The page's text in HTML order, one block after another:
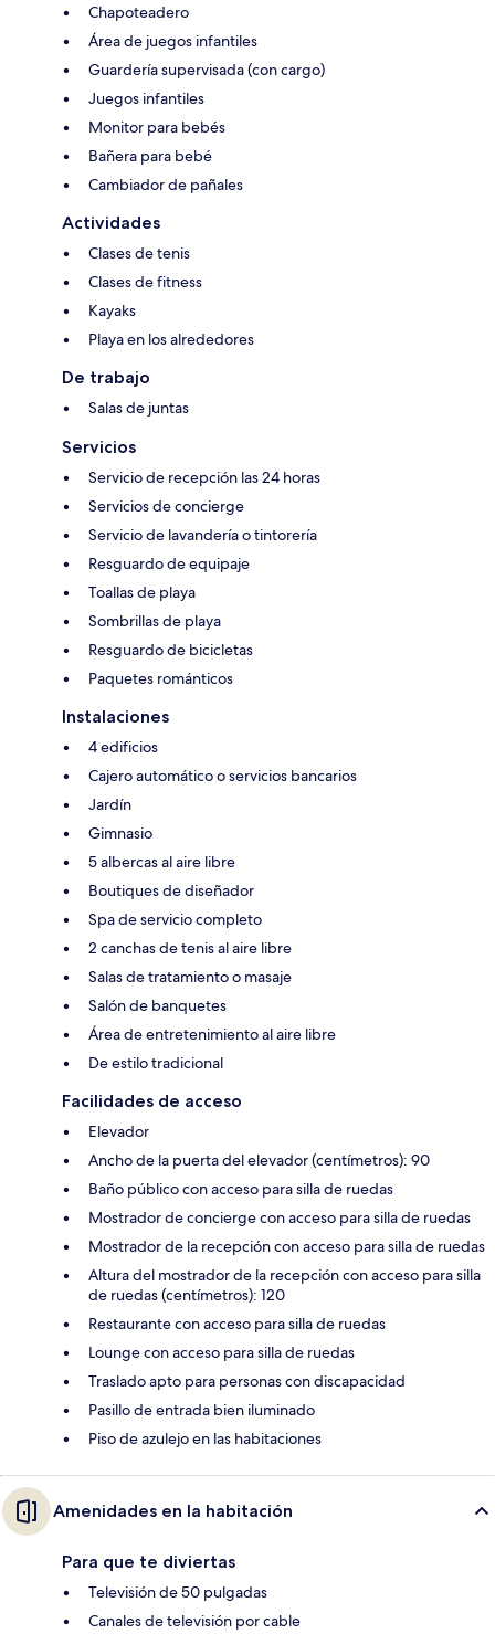
Chapoteadero
Área de juegos infantiles
Guardería supervisada (con cargo)
Juegos infantiles
Monitor para bebés
Bañera para bebé
Cambiador de pañales
Actividades
Clases de tenis
Clases de fitness
Kayaks
Playa en los alrededores
De trabajo
Salas de juntas
Servicios
Servicio de recepción las 24 horas
Servicios de concierge
Servicio de lavandería o tintorería
Resguardo de equipaje
Toallas de playa
Sombrillas de playa
Resguardo de bicicletas
Paquetes románticos
Instalaciones
4 edificios
Cajero automático o servicios bancarios
Jardín
Gimnasio
5 albercas al aire libre
Boutiques de diseñador
Spa de servicio completo
2 canchas de tenis al aire libre
Salas de tratamiento o masaje
Salón de banquetes
Área de entretenimiento al aire libre
De estilo tradicional
Facilidades de acceso
Elevador
Ancho de la puerta del elevador (centímetros): 90
Baño público con acceso para silla de ruedas
Mostrador de concierge con acceso para silla de ruedas
Mostrador de la recepción con acceso para silla de ruedas
Altura del mostrador de la recepción con acceso para silla
de ruedas (centímetros): 120
Restaurante con acceso para silla de ruedas
Lounge con acceso para silla de ruedas
Traslado apto para personas con discapacidad
Pasillo de entrada bien iluminado
Piso de azulejo en las habitaciones
Amenidades en la habitación
Para que te diviertas
Televisión de 50 pulgadas
Canales de televisión por cable